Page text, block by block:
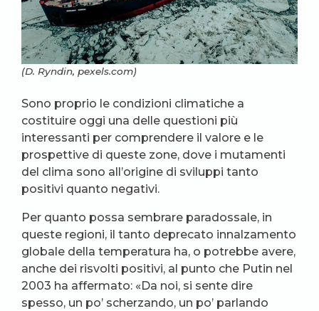
(D. Ryndin, pexels.com)
Sono proprio le condizioni climatiche a
costituire oggi una delle questioni più
interessanti per comprendere il valore e le
prospettive di queste zone, dove i mutamenti
del clima sono all’origine di sviluppi tanto
positivi quanto negativi.
Per quanto possa sembrare paradossale, in
queste regioni, il tanto deprecato innalzamento
globale della temperatura ha, o potrebbe avere,
anche dei risvolti positivi, al punto che Putin nel
2003 ha affermato: «Da noi, si sente dire
spesso, un po’ scherzando, un po’ parlando